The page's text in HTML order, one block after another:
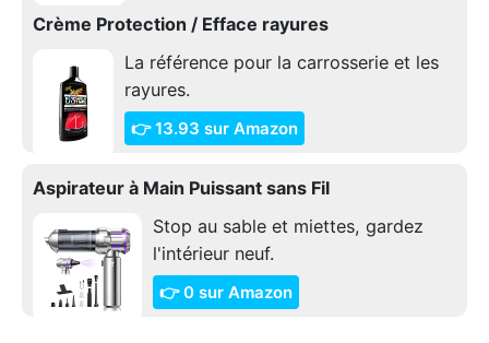
Crème Protection / Efface rayures
La référence pour la carrosserie et les
rayures.
👉 13.93 sur Amazon
Aspirateur à Main Puissant sans Fil
Stop au sable et miettes, gardez
l'intérieur neuf.
👉 0 sur Amazon